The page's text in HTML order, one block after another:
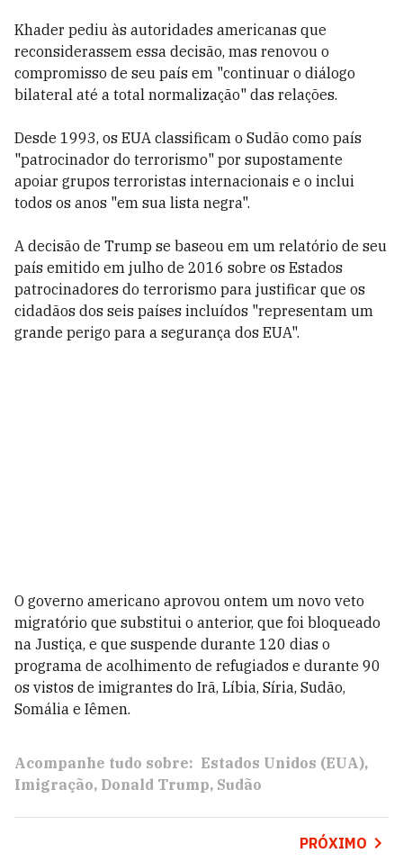
Khader pediu às autoridades americanas que
reconsiderassem essa decisão, mas renovou o
compromisso de seu país em "continuar o diálogo
bilateral até a total normalização" das relações.
Desde 1993, os EUA classificam o Sudão como país
"patrocinador do terrorismo" por supostamente
apoiar grupos terroristas internacionais e o inclui
todos os anos "em sua lista negra".
A decisão de Trump se baseou em um relatório de seu
país emitido em julho de 2016 sobre os Estados
patrocinadores do terrorismo para justificar que os
cidadãos dos seis países incluídos "representam um
grande perigo para a segurança dos EUA".
O governo americano aprovou ontem um novo veto
migratório que substitui o anterior, que foi bloqueado
na Justiça, e que suspende durante 120 dias o
programa de acolhimento de refugiados e durante 90
os vistos de imigrantes do Irã, Líbia, Síria, Sudão,
Somália e Iêmen.
Acompanhe tudo sobre: Estados Unidos (EUA)
Imigração Donald Trump Sudão
PRÓXIMO